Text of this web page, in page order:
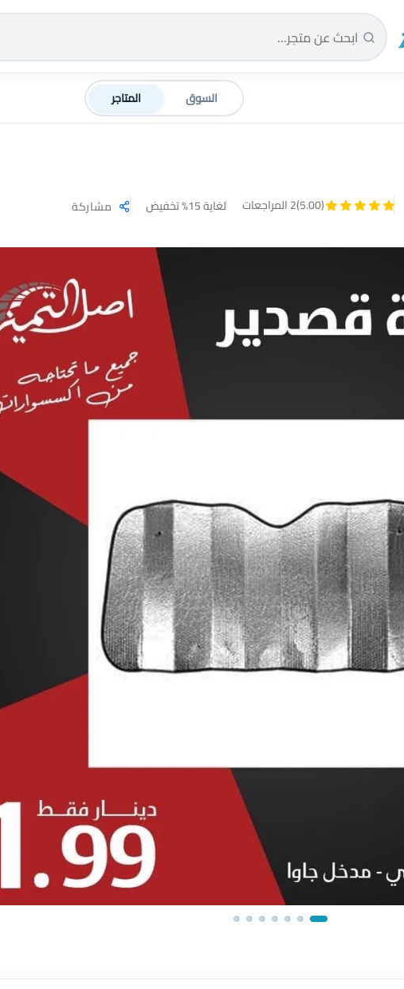
السوق المتاجر
(5.00) 2 المراجعات لغاية 15% تخفيض مشاركة